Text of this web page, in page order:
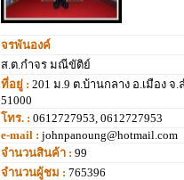
จรพันองค์
ส.ต.กำจร มณีขัติย์
ที่อยู่ : 201 ม.9 ต.บ้านกลาง อ.เมือง จ
51000
โทร. : 0612727953, 0612727953
e-mail : johnpanoung@hotmail.com
จำนวนสินค้า : 99
จำนวนผู้ชม : 765396